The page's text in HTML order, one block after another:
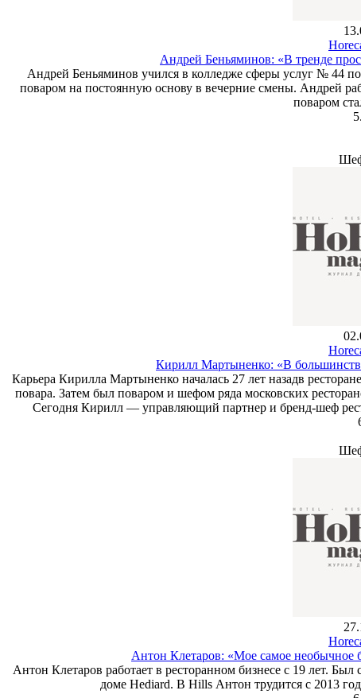
Андрей Беньяминов: «В тренде
Андрей Беньяминов учился в колледже сферы услуг № 44 по
поваром на постоянную основу в вечерние смены. Андрей
поваром
Кирилл Мартыненко: «В
Карьера Кирилла Мартыненко началась 27 лет назадв
повара. Затем был поваром и шефом ряда московских
Сегодня Кирилл — управляющий партнер и бренд-шеф
Антон Клетаров: «Мое самое необычное
Антон Клетаров работает в ресторанном бизнесе с 19 лет.
доме Hediard. В Hills Антон трудится с 2013